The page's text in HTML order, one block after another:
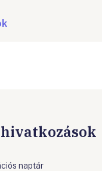
naptár